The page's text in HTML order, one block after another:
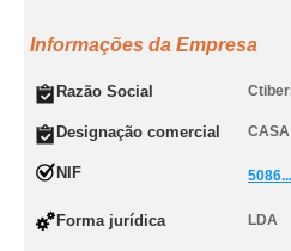
Informações da Empresa
Razão Social
Designação comercial CASA
NIF 5086...
Forma jurídica LDA